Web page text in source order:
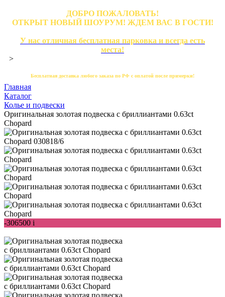
ДОБРО ПОЖАЛОВАТЬ!
ОТКРЫТ НОВЫЙ ШОУРУМ! ЖДЕМ ВАС В ГОСТИ!
У нас отличная бесплатная парковка и всегда есть
места!
>
Бесплатная доставка любого заказа по РФ с оплатой после примерки!
Главная
Каталог
Колье и подвески
Оригинальная золотая подвеска с бриллиантами 0.63ct
Chopard
-306500 i